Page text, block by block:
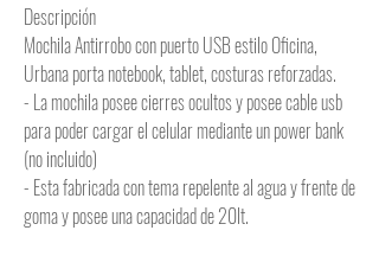
Descripción
Mochila Antirrobo con puerto USB estilo Oficina,
Urbana porta notebook, tablet, costuras reforzadas.
- La mochila posee cierres ocultos y posee cable usb
para poder cargar el celular mediante un power bank
(no incluido)
- Esta fabricada con tema repelente al agua y frente de
goma y posee una capacidad de 20lt.